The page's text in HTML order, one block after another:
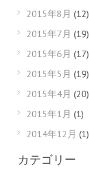
2015年8月 (12)
2015年7月 (19)
2015年6月 (17)
2015年5月 (19)
2015年4月 (20)
2015年1月 (1)
2014年12月 (1)
カテゴリー